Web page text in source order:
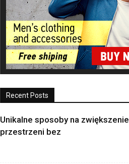
Recent Posts
Unikalne sposoby na zwiększenie
przestrzeni bez